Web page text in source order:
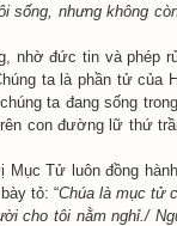
sống, nhưng không
nhờ đức tin và phép
ta là phần tử của
ta đang sống
con đường lữ thứ
Tử luôn đồng hành
tỏ: “Chúa là mục tử
cho tôi nằm nghỉ./